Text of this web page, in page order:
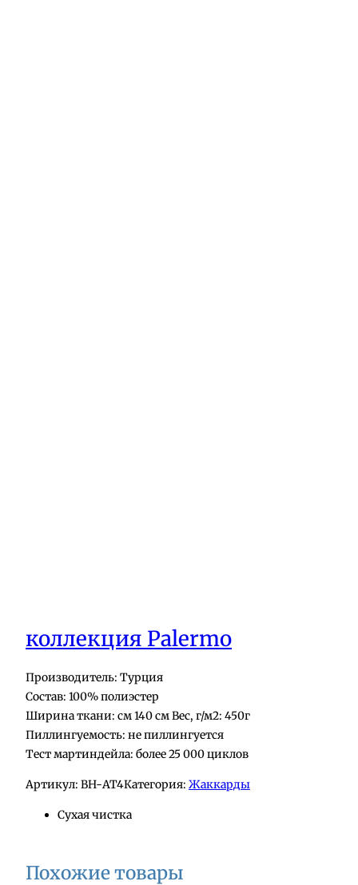
коллекция Palermo
Производитель: Турция
Состав: 100% полиэстер
Ширина ткани: см 140 см Вес, г/м2: 450г
Пиллингуемость: не пиллингуется
Тест мартиндейла: более 25 000 циклов
Артикул: BH-АТ4Категория: Жаккарды
Сухая чистка
Похожие товары